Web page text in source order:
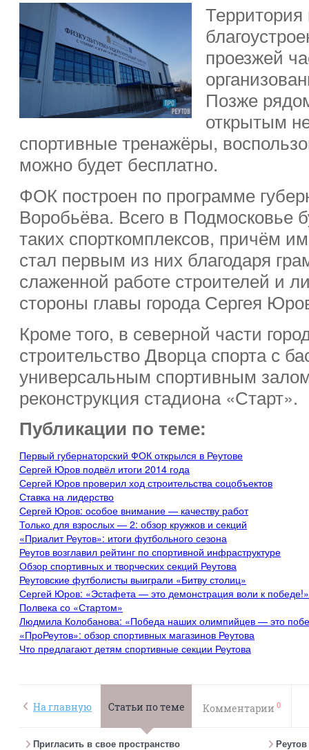
проезжей
Позже
открытым
спортивные тренажёры,
можно будет бесплатно.
ФОК построен по программе
Воробьёва. Всего в Подмосковье
таких спорткомплексов, причём
стал первым из них благодаря
слаженной работе строителей и
стороны главы города Сергея
Кроме того, в северной части
строительство Дворца спорта с
универсальным спортивным
реконструкция стадиона «Старт».
Публикации по теме:
Первый губернаторский ФОК открылся в Реутове
Сергей Юров подвёл итоги 2014 года
Сергей Юров проверил ход строительства соцобъектов
Ставка на лидерство
Сергей Юров: особое внимание — качеству работ
Только для взрослых — 2: обзор кружков и секций
«Приалит Реутов»: итоги футбольного сезона
Реутов возглавил рейтинг по спортивной инфраструктуре
Обзор спортивных и творческих секций Реутова
Реутовские футболисты выиграли «Битву столиц»
Сергей Юров: «Эстафета — это демонстрация воли к победе!»
Полвека со «Стартом»
Людмила Колобанова: «Победа наших олимпийцев — это
«ПроРеутов»: обзор спортивных магазинов Реутова
Что предлагают детям спортивные секции Реутова
На главную Статьи по теме Комментарии 0
Пригласить в свое пространство